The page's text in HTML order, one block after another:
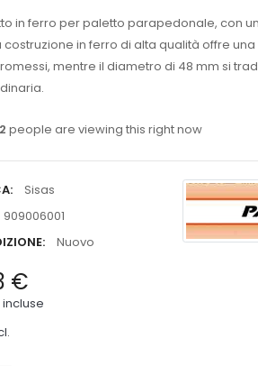
in ferro per paletto parapedonale, con un
costruzione in ferro di alta qualità offre
mentre il diametro di 48 mm si
people are viewing this right now
Sisas
909006001
Nuovo
€